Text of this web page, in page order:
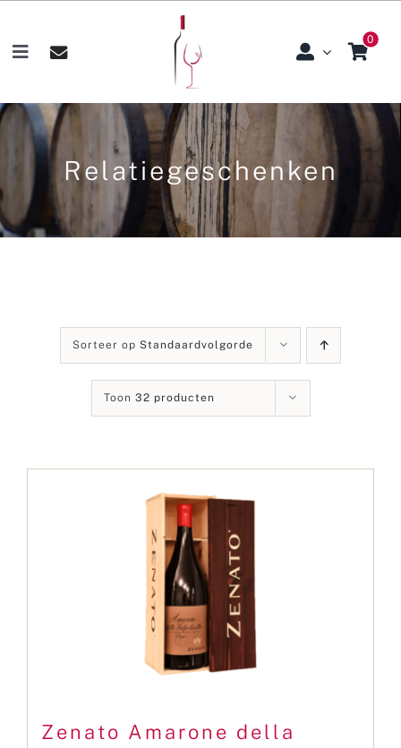
to
0
Toggle
Home
Over Ons
Assortiment
Wijnproeverijen
Klantenservice
Relatiegeschenken
Sorteer op Standaardvolgorde
Toon 32 producten
Zenato Amarone della